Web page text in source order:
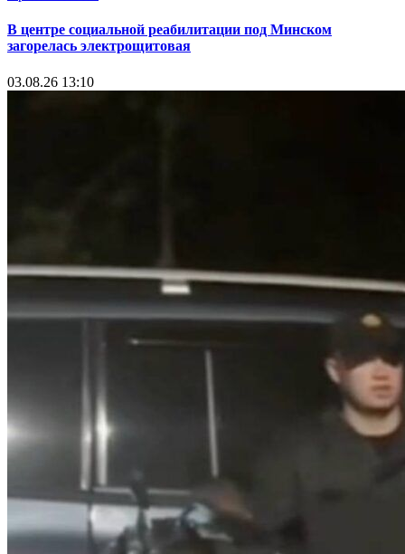
В центре социальной реабилитации под Минском
загорелась электрощитовая
03.08.26 13:10